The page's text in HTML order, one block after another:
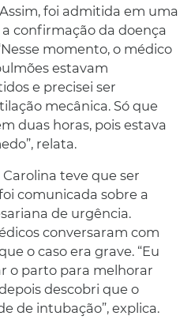
foi admitida em uma
confirmação da doença
momento, o médico
estavam
e precisei ser
mecânica. Só que
duas horas, pois estava
relata.
teve que ser
comunicada sobre a
de urgência.
conversaram com
o caso era grave. “Eu
o parto para melhorar
descobri que o
de intubação”, explica.